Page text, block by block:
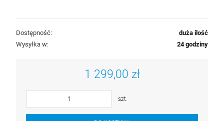
Dostępność:
duża ilość
Wysyłka w:
24 godziny
1 299,00 zł
szt.